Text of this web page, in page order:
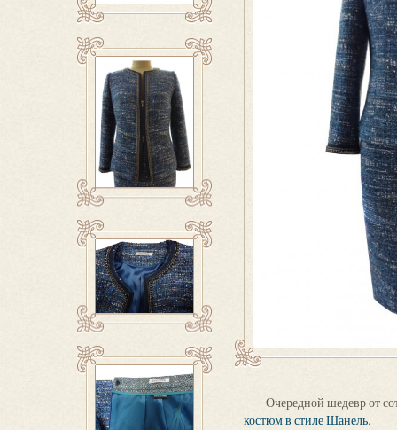
Очередной шедевр от
костюм в стиле Шанель.